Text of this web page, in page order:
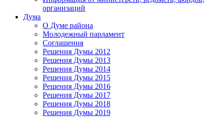
организаций
Дума
О Думе района
Молодежный парламент
Соглашения
Решения Думы 2012
Решения Думы 2013
Решения Думы 2014
Решения Думы 2015
Решения Думы 2016
Решения Думы 2017
Решения Думы 2018
Решения Думы 2019